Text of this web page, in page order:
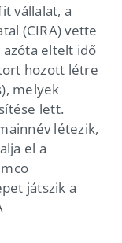
vállalat, a
(CIRA) vette
azóta eltelt idő
hozott létre
melyek
lett.
létezik,
el a
játszik a